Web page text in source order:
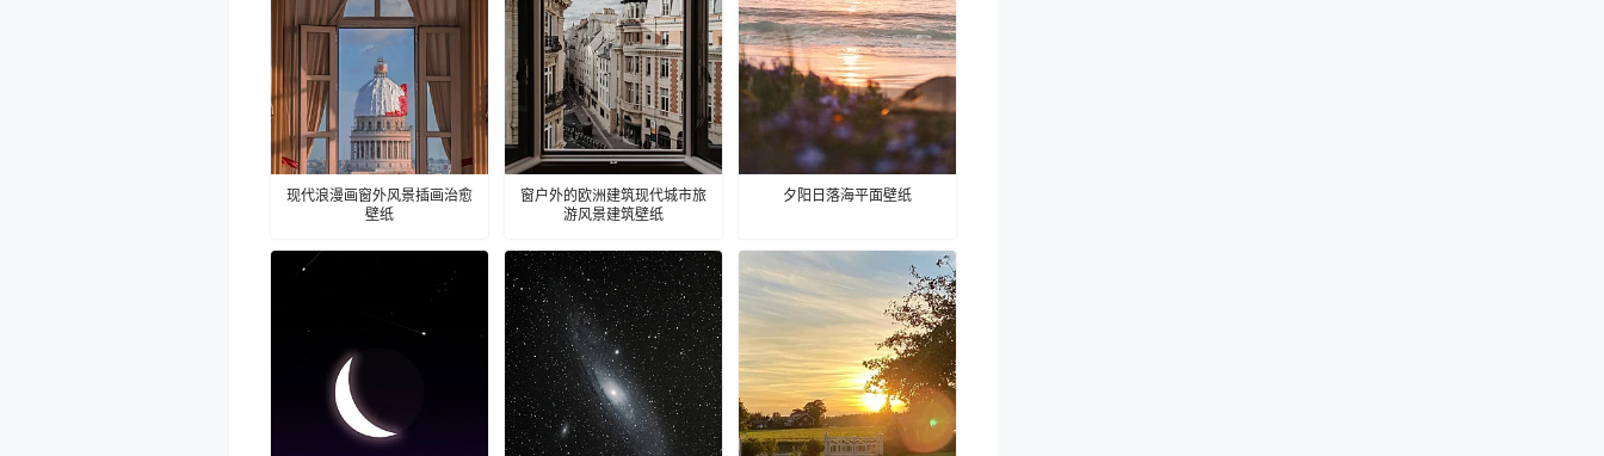
现代浪漫画窗外风景插画治愈
壁纸
窗户外的欧洲建筑现代城市旅
游风景建筑壁纸
夕阳日落海平面壁纸